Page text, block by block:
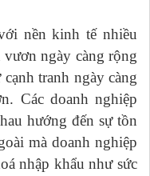
nền kinh tế nhiều
ngày càng rộng
tranh ngày càng
Các doanh nghiệp
hướng đến sự tồn
mà doanh nghiệp
nhập khẩu như sức